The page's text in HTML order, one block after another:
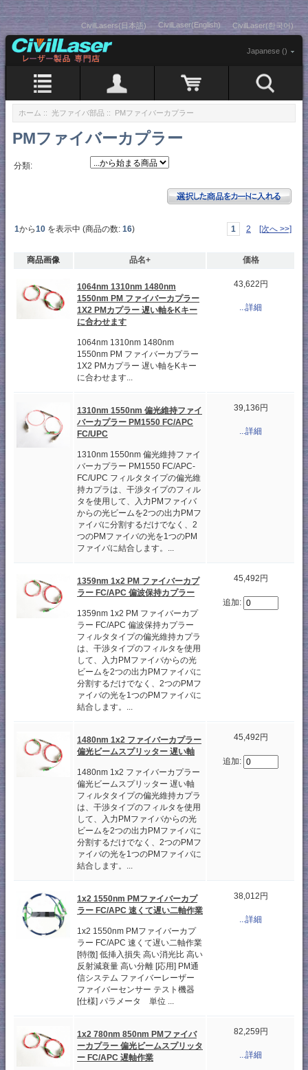
CivilLasers(日本語) CivilLaser(English) CivilLaser(한국어)
Japanese ()
ホーム :: 光ファイバ部品 :: PMファイバーカプラー
PMファイバーカプラー
分類:
1から10 を表示中 (商品の数: 16) 1 2 [次へ >>]
商品画像 品名+ 価格
1064nm 1310nm 1480nm
1550nm PM ファイバーカプラー
1X2 PMカプラー 遅い軸をKキー
に合わせます
1064nm 1310nm 1480nm
1550nm PM ファイバーカプラー
1X2 PMカプラー 遅い軸をKキー
に合わせます...
43,622円
...詳細
1310nm 1550nm 偏光維持ファイ
バーカプラー PM1550 FC/APC
FC/UPC
1310nm 1550nm 偏光維持ファイ
バーカプラー PM1550 FC/APC-
FC/UPC フィルタタイプの偏光維
持カプラは、干渉タイプのフィル
タを使用して、入力PMファイバ
からの光ビームを2つの出力PMフ
ァイバに分割するだけでなく、2
つのPMファイバの光を1つのPM
ファイバに結合します。...
39,136円
...詳細
1359nm 1x2 PM ファイバーカプ
ラー FC/APC 偏波保持カプラー
1359nm 1x2 PM ファイバーカプ
ラー FC/APC 偏波保持カプラー
フィルタタイプの偏光維持カプラ
は、干渉タイプのフィルタを使用
して、入力PMファイバからの光
ビームを2つの出力PMファイバに
分割するだけでなく、2つのPMフ
ァイバの光を1つのPMファイバに
結合します。...
45,492円
追加:
1480nm 1x2 ファイバーカプラー
偏光ビームスプリッター 遅い軸
1480nm 1x2 ファイバーカプラー
偏光ビームスプリッター 遅い軸
フィルタタイプの偏光維持カプラ
は、干渉タイプのフィルタを使用
して、入力PMファイバからの光
ビームを2つの出力PMファイバに
分割するだけでなく、2つのPMフ
ァイバの光を1つのPMファイバに
結合します。...
45,492円
追加:
1x2 1550nm PMファイバーカプ
ラー FC/APC 速くて遅い二軸作業
1x2 1550nm PMファイバーカプ
ラー FC/APC 速くて遅い二軸作業
[特徴] 低挿入損失 高い消光比 高い
反射減衰量 高い分離 [応用] PM通
信システム ファイバーレーザー
ファイバーセンサー テスト機器
[仕様] パラメータ 単位 ...
38,012円
...詳細
1x2 780nm 850nm PMファイバ
ーカプラー 偏光ビームスプリッタ
ー FC/APC 遅軸作業
82,259円
...詳細